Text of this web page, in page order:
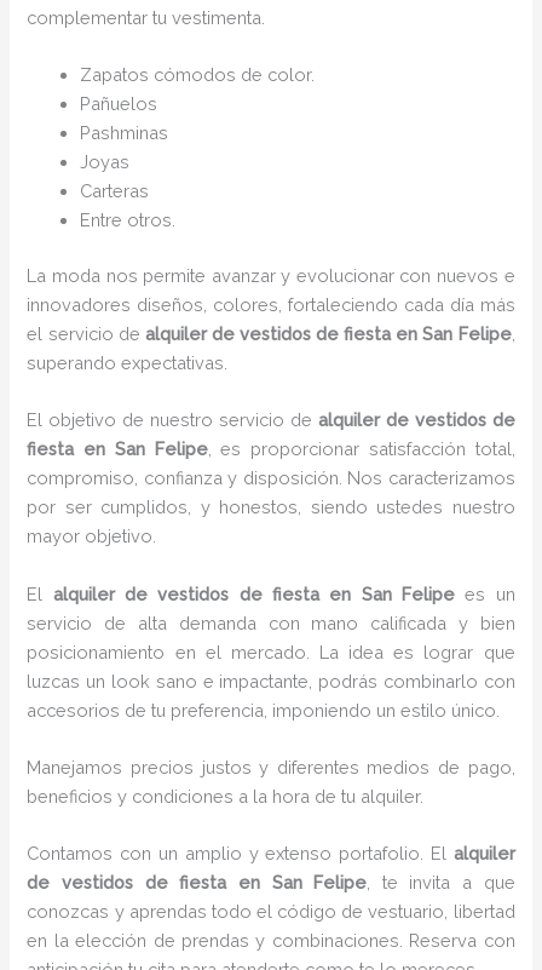
complementar tu vestimenta.
Zapatos cómodos de color.
Pañuelos
Pashminas
Joyas
Carteras
Entre otros.
La moda nos permite avanzar y evolucionar con nuevos e
innovadores diseños, colores, fortaleciendo cada día más
el servicio de alquiler de vestidos de fiesta en San Felipe,
superando expectativas.
El objetivo de nuestro servicio de alquiler de vestidos de
fiesta en San Felipe, es proporcionar satisfacción total,
compromiso, confianza y disposición. Nos caracterizamos
por ser cumplidos, y honestos, siendo ustedes nuestro
mayor objetivo.
El alquiler de vestidos de fiesta en San Felipees un
servicio de alta demanda con mano calificada y bien
posicionamiento en el mercado. La idea es lograr que
luzcas un look sano e impactante, podrás combinarlo con
accesorios de tu preferencia, imponiendo un estilo único.
Manejamos precios justos y diferentes medios de pago,
beneficios y condiciones a la hora de tu alquiler.
Contamos con un amplio y extenso portafolio. El alquiler
de vestidos de fiesta en San Felipe, te invita a que
conozcas y aprendas todo el código de vestuario, libertad
en la elección de prendas y combinaciones. Reserva con